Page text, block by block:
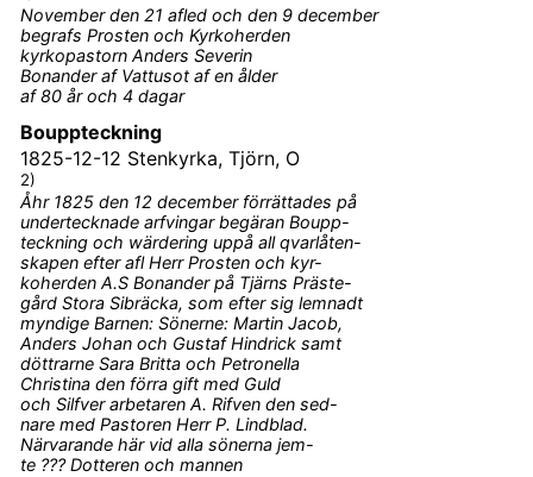
November den 21 afled och den 9 december
begrafs Prosten och Kyrkoherden
kyrkopastorn Anders Severin
Bonander af Vattusot af en ålder
af 80 år och 4 dagar
Bouppteckning
1825-12-12 Stenkyrka, Tjörn, O
2)
Åhr 1825 den 12 december förrättades på
undertecknade arfvingar begäran Boupp-
teckning och wärdering uppå all qvarlåten-
skapen efter afl Herr Prosten och kyr-
koherden A.S Bonander på Tjärns Präste-
gård Stora Sibräcka, som efter sig lemnadt
myndige Barnen: Sönerne: Martin Jacob,
Anders Johan och Gustaf Hindrick samt
döttrarne Sara Britta och Petronella
Christina den förra gift med Guld
och Silfver arbetaren A. Rifven den sed-
nare med Pastoren Herr P. Lindblad.
Närvarande här vid alla sönerna jem-
te ??? Dotteren och mannen